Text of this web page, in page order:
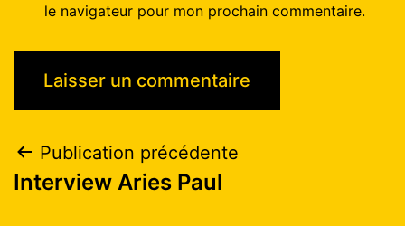
le navigateur pour mon prochain commentaire.
Publication précédente
Interview Aries Paul